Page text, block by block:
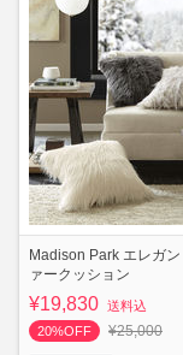
Madison Park エレガ
ァークッション
¥19,830 送料込
20%OFF
¥25,000